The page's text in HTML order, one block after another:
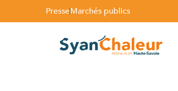
PresseMarchés publics